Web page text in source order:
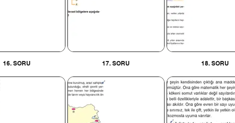
16. SORU 17. SORU 18. SORU